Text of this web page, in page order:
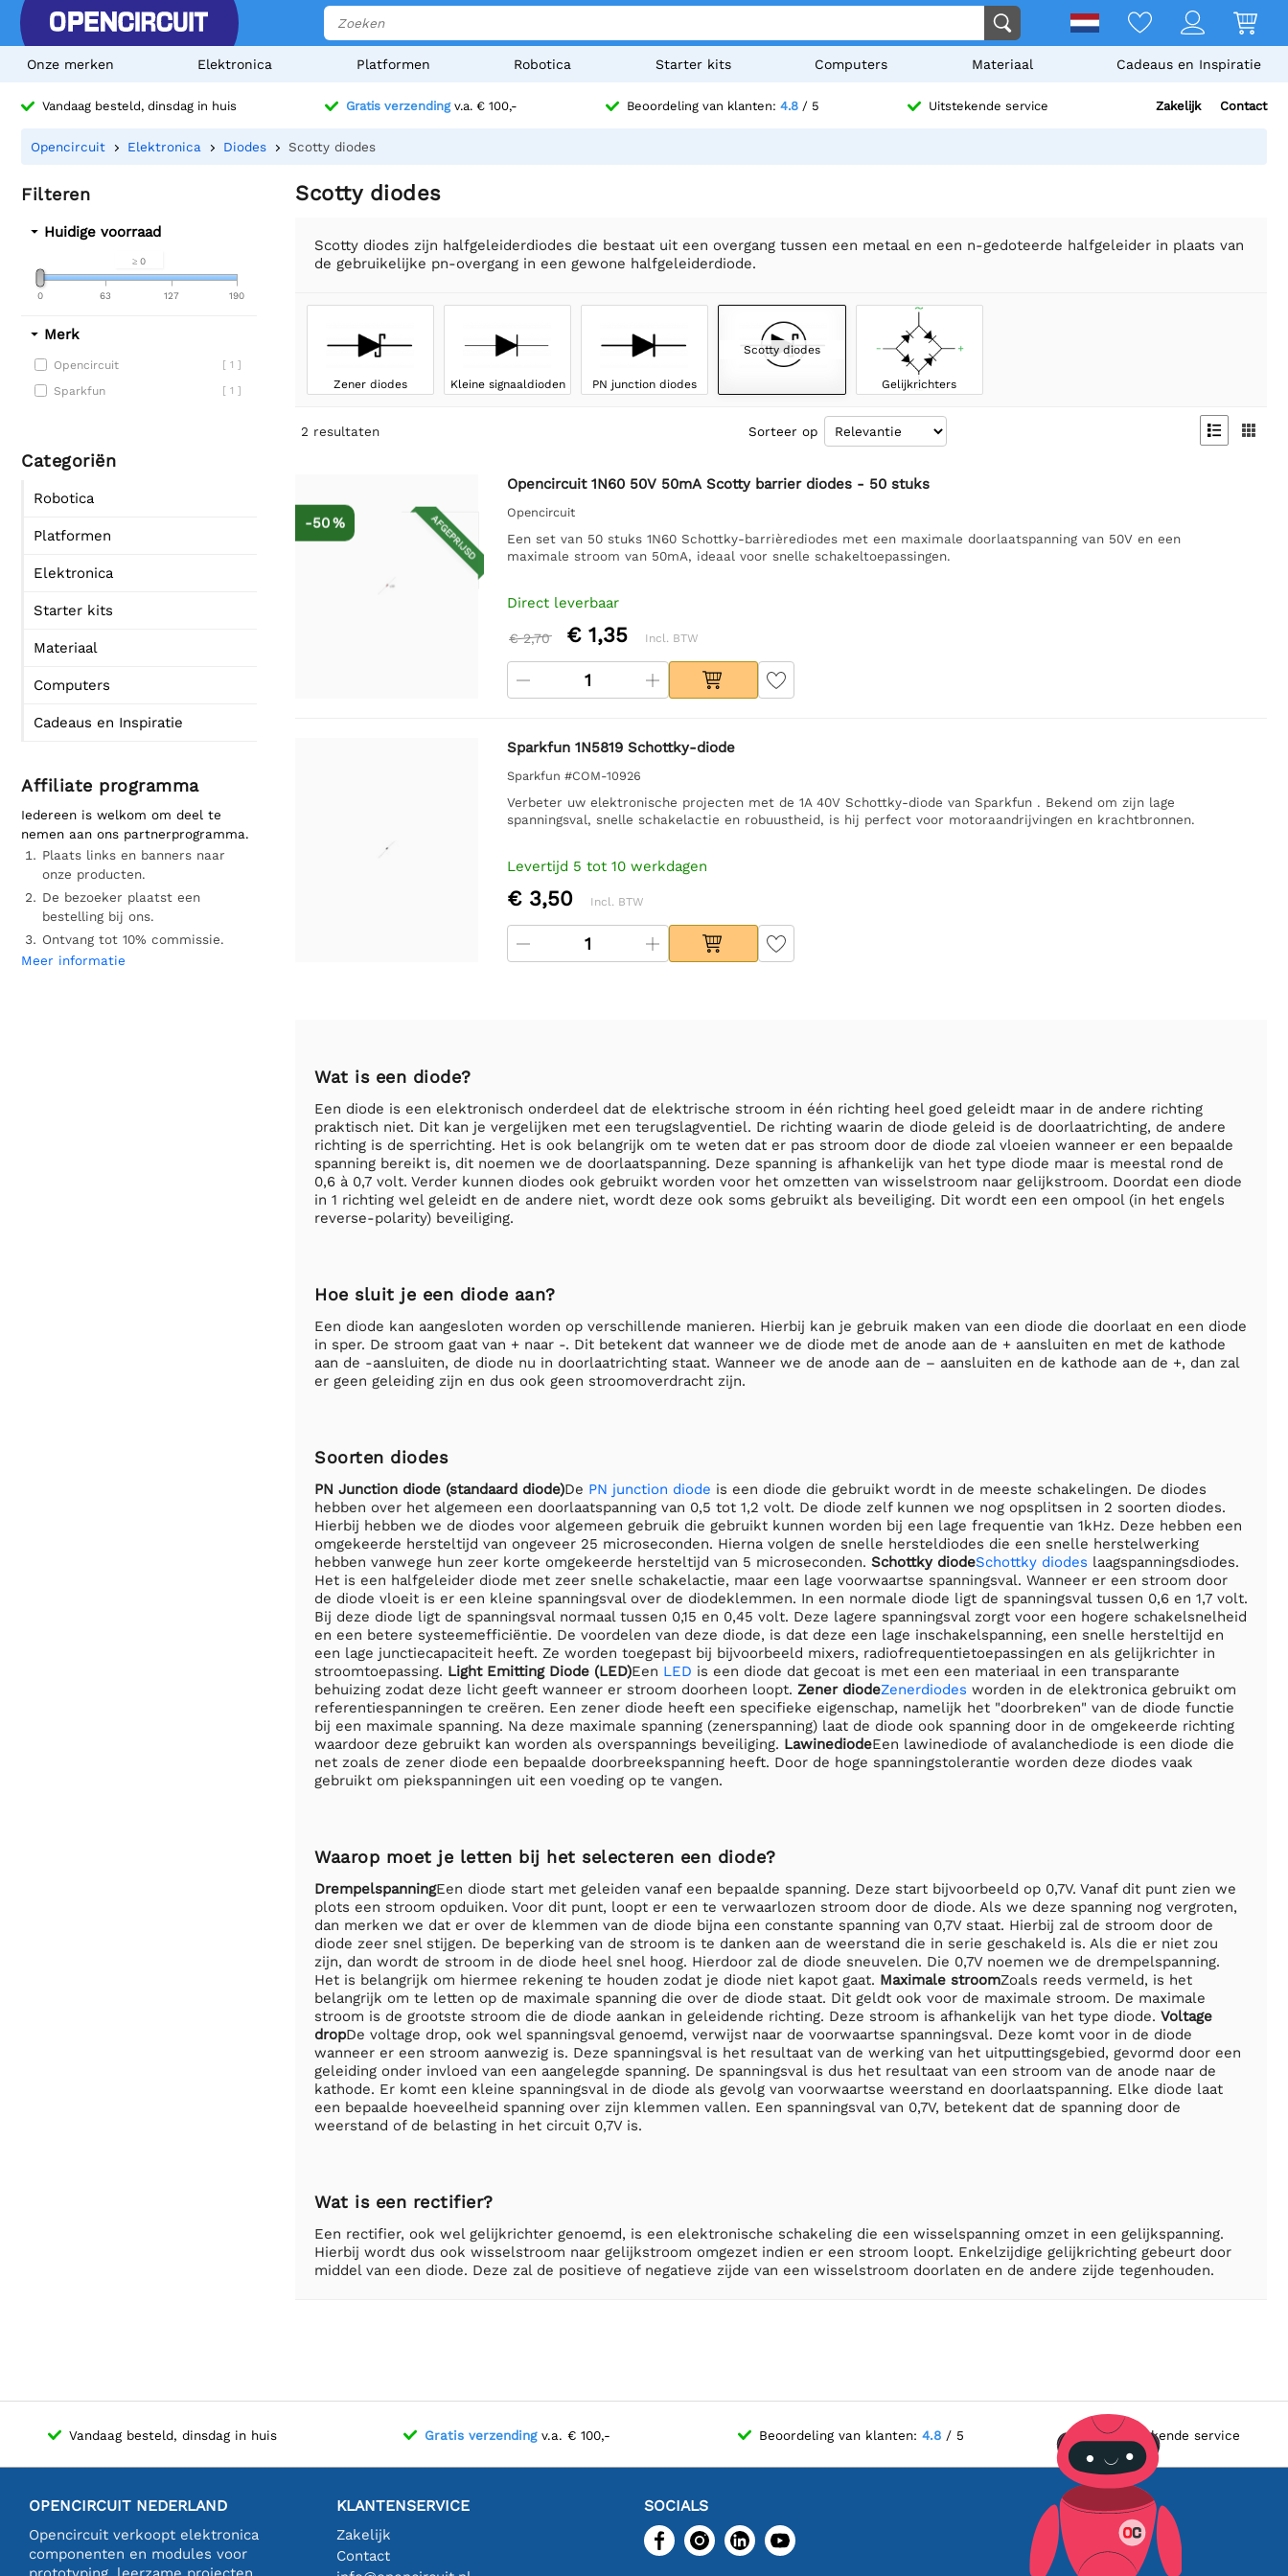
Onze merken Elektronica Platformen Robotica Starter kits Computers Materiaal Cadeaus en Inspiratie
Vandaag besteld, dinsdag in huis Gratis verzendingv.a. € 100,- Beoordeling van klanten: 4.8 / 5 Uitstekende service Zakelijk Contact
Opencircuit Elektronica Diodes Scotty diodes
Filteren
Huidige voorraad
≥ 0
0 190
63 127
Merk
Opencircuit [ 1 ]
Sparkfun [ 1 ]
Categoriën
Robotica
Platformen
Elektronica
Starter kits
Materiaal
Computers
Cadeaus en Inspiratie
Affiliate programma
Iedereen is welkom om deel te
nemen aan ons partnerprogramma.
Plaats links en banners naar
onze producten.
De bezoeker plaatst een
bestelling bij ons.
Ontvang tot 10% commissie.
Meer informatie
Scotty diodes
Scotty diodes zijn halfgeleiderdiodes die bestaat uit een overgang tussen een metaal en een n-gedoteerde halfgeleider in plaats van
de gebruikelijke pn-overgang in een gewone halfgeleiderdiode.
Zener diodes Kleine signaaldioden PN junction diodes
Scotty diodes
Gelijkrichters
2 resultaten Sorteer op  
AFGEPRIJSD
-50 %
Opencircuit 1N60 50V 50mA Scotty barrier diodes - 50 stuks
Opencircuit
Een set van 50 stuks 1N60 Schottky-barrièrediodes met een maximale doorlaatspanning van 50V en een
maximale stroom van 50mA, ideaal voor snelle schakeltoepassingen.
Direct leverbaar
€ 2,70 € 1,35 Incl. BTW
Sparkfun 1N5819 Schottky-diode
Sparkfun #COM-10926
Verbeter uw elektronische projecten met de 1A 40V Schottky-diode van Sparkfun . Bekend om zijn lage
spanningsval, snelle schakelactie en robuustheid, is hij perfect voor motoraandrijvingen en krachtbronnen.
Levertijd 5 tot 10 werkdagen
€ 3,50 Incl. BTW
Wat is een diode?
Een diode is een elektronisch onderdeel dat de elektrische stroom in één richting heel goed geleidt maar in de andere richting
praktisch niet. Dit kan je vergelijken met een terugslagventiel. De richting waarin de diode geleid is de doorlaatrichting, de andere
richting is de sperrichting. Het is ook belangrijk om te weten dat er pas stroom door de diode zal vloeien wanneer er een bepaalde
spanning bereikt is, dit noemen we de doorlaatspanning. Deze spanning is afhankelijk van het type diode maar is meestal rond de
0,6 à 0,7 volt. Verder kunnen diodes ook gebruikt worden voor het omzetten van wisselstroom naar gelijkstroom. Doordat een diode
in 1 richting wel geleidt en de andere niet, wordt deze ook soms gebruikt als beveiliging. Dit wordt een een ompool (in het engels
reverse-polarity) beveiliging.
Hoe sluit je een diode aan?
Een diode kan aangesloten worden op verschillende manieren. Hierbij kan je gebruik maken van een diode die doorlaat en een diode
in sper. De stroom gaat van + naar -. Dit betekent dat wanneer we de diode met de anode aan de + aansluiten en met de kathode
aan de -aansluiten, de diode nu in doorlaatrichting staat. Wanneer we de anode aan de – aansluiten en de kathode aan de +, dan zal
er geen geleiding zijn en dus ook geen stroomoverdracht zijn.
Soorten diodes
PN Junction diode (standaard diode)De PN junction diode is een diode die gebruikt wordt in de meeste schakelingen. De diodes
hebben over het algemeen een doorlaatspanning van 0,5 tot 1,2 volt. De diode zelf kunnen we nog opsplitsen in 2 soorten diodes.
Hierbij hebben we de diodes voor algemeen gebruik die gebruikt kunnen worden bij een lage frequentie van 1kHz. Deze hebben een
omgekeerde hersteltijd van ongeveer 25 microseconden. Hierna volgen de snelle hersteldiodes die een snelle herstelwerking
hebben vanwege hun zeer korte omgekeerde hersteltijd van 5 microseconden. Schottky diodeSchottky diodes laagspanningsdiodes.
Het is een halfgeleider diode met zeer snelle schakelactie, maar een lage voorwaartse spanningsval. Wanneer er een stroom door
de diode vloeit is er een kleine spanningsval over de diodeklemmen. In een normale diode ligt de spanningsval tussen 0,6 en 1,7 volt.
Bij deze diode ligt de spanningsval normaal tussen 0,15 en 0,45 volt. Deze lagere spanningsval zorgt voor een hogere schakelsnelheid
en een betere systeemefficiëntie. De voordelen van deze diode, is dat deze een lage inschakelspanning, een snelle hersteltijd en
een lage junctiecapaciteit heeft. Ze worden toegepast bij bijvoorbeeld mixers, radiofrequentietoepassingen en als gelijkrichter in
stroomtoepassing. Light Emitting Diode (LED)Een LED is een diode dat gecoat is met een een materiaal in een transparante
behuizing zodat deze licht geeft wanneer er stroom doorheen loopt. Zener diodeZenerdiodes worden in de elektronica gebruikt om
referentiespanningen te creëren. Een zener diode heeft een specifieke eigenschap, namelijk het "doorbreken" van de diode functie
bij een maximale spanning. Na deze maximale spanning (zenerspanning) laat de diode ook spanning door in de omgekeerde richting
waardoor deze gebruikt kan worden als overspannings beveiliging. LawinediodeEen lawinediode of avalanchediode is een diode die
net zoals de zener diode een bepaalde doorbreekspanning heeft. Door de hoge spanningstolerantie worden deze diodes vaak
gebruikt om piekspanningen uit een voeding op te vangen.
Waarop moet je letten bij het selecteren een diode?
DrempelspanningEen diode start met geleiden vanaf een bepaalde spanning. Deze start bijvoorbeeld op 0,7V. Vanaf dit punt zien we
plots een stroom opduiken. Voor dit punt, loopt er een te verwaarlozen stroom door de diode. Als we deze spanning nog vergroten,
dan merken we dat er over de klemmen van de diode bijna een constante spanning van 0,7V staat. Hierbij zal de stroom door de
diode zeer snel stijgen. De beperking van de stroom is te danken aan de weerstand die in serie geschakeld is. Als die er niet zou
zijn, dan wordt de stroom in de diode heel snel hoog. Hierdoor zal de diode sneuvelen. Die 0,7V noemen we de drempelspanning.
Het is belangrijk om hiermee rekening te houden zodat je diode niet kapot gaat. Maximale stroomZoals reeds vermeld, is het
belangrijk om te letten op de maximale spanning die over de diode staat. Dit geldt ook voor de maximale stroom. De maximale
stroom is de grootste stroom die de diode aankan in geleidende richting. Deze stroom is afhankelijk van het type diode. Voltage
dropDe voltage drop, ook wel spanningsval genoemd, verwijst naar de voorwaartse spanningsval. Deze komt voor in de diode
wanneer er een stroom aanwezig is. Deze spanningsval is het resultaat van de werking van het uitputtingsgebied, gevormd door een
geleiding onder invloed van een aangelegde spanning. De spanningsval is dus het resultaat van een stroom van de anode naar de
kathode. Er komt een kleine spanningsval in de diode als gevolg van voorwaartse weerstand en doorlaatspanning. Elke diode laat
een bepaalde hoeveelheid spanning over zijn klemmen vallen. Een spanningsval van 0,7V, betekent dat de spanning door de
weerstand of de belasting in het circuit 0,7V is.
Wat is een rectifier?
Een rectifier, ook wel gelijkrichter genoemd, is een elektronische schakeling die een wisselspanning omzet in een gelijkspanning.
Hierbij wordt dus ook wisselstroom naar gelijkstroom omgezet indien er een stroom loopt. Enkelzijdige gelijkrichting gebeurt door
middel van een diode. Deze zal de positieve of negatieve zijde van een wisselstroom doorlaten en de andere zijde tegenhouden.
Vandaag besteld, dinsdag in huis Gratis verzendingv.a. € 100,- Beoordeling van klanten: 4.8/ 5 Uitstekende service
OPENCIRCUIT NEDERLAND
Opencircuit verkoopt elektronica
componenten en modules voor
KLANTENSERVICE
Zakelijk
Contact
SOCIALS